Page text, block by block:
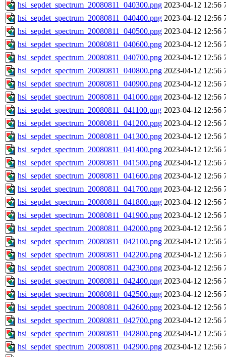
hsi_sepdet_spectrum_20080811_040300.png 2023-04-12 12:56
hsi_sepdet_spectrum_20080811_040400.png 2023-04-12 12:56
hsi_sepdet_spectrum_20080811_040500.png 2023-04-12 12:56
hsi_sepdet_spectrum_20080811_040600.png 2023-04-12 12:56
hsi_sepdet_spectrum_20080811_040700.png 2023-04-12 12:56
hsi_sepdet_spectrum_20080811_040800.png 2023-04-12 12:56
hsi_sepdet_spectrum_20080811_040900.png 2023-04-12 12:56
hsi_sepdet_spectrum_20080811_041000.png 2023-04-12 12:56
hsi_sepdet_spectrum_20080811_041100.png 2023-04-12 12:56
hsi_sepdet_spectrum_20080811_041200.png 2023-04-12 12:56
hsi_sepdet_spectrum_20080811_041300.png 2023-04-12 12:56
hsi_sepdet_spectrum_20080811_041400.png 2023-04-12 12:56
hsi_sepdet_spectrum_20080811_041500.png 2023-04-12 12:56
hsi_sepdet_spectrum_20080811_041600.png 2023-04-12 12:56
hsi_sepdet_spectrum_20080811_041700.png 2023-04-12 12:56
hsi_sepdet_spectrum_20080811_041800.png 2023-04-12 12:56
hsi_sepdet_spectrum_20080811_041900.png 2023-04-12 12:56
hsi_sepdet_spectrum_20080811_042000.png 2023-04-12 12:56
hsi_sepdet_spectrum_20080811_042100.png 2023-04-12 12:56
hsi_sepdet_spectrum_20080811_042200.png 2023-04-12 12:56
hsi_sepdet_spectrum_20080811_042300.png 2023-04-12 12:56
hsi_sepdet_spectrum_20080811_042400.png 2023-04-12 12:56
hsi_sepdet_spectrum_20080811_042500.png 2023-04-12 12:56
hsi_sepdet_spectrum_20080811_042600.png 2023-04-12 12:56
hsi_sepdet_spectrum_20080811_042700.png 2023-04-12 12:56
hsi_sepdet_spectrum_20080811_042800.png 2023-04-12 12:56
hsi_sepdet_spectrum_20080811_042900.png 2023-04-12 12:56